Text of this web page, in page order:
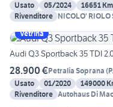
Usato
05/2024 16651 Km
Rivenditore NICOLO' RIOLO
Vetrina
Audi Q3 Sportback 35 TDI
28.900 €Petralia Soprana (
Usato
01/2020 149000
Rivenditore Autohaus Di